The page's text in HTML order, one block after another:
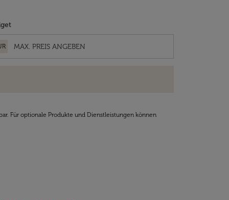
Für optionale Produkte und Dienstleistungen können